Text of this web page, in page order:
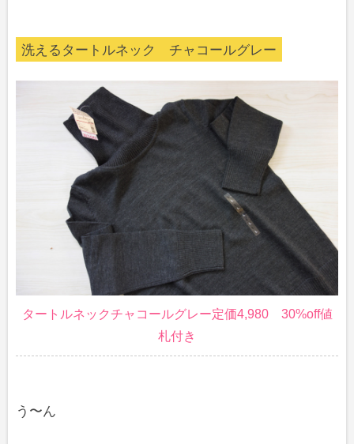
洗えるタートルネック チャコールグレー
タートルネックチャコールグレー定価4,980 30%off値
札付き
う〜ん